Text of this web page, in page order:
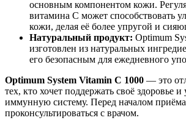
основным компонентом кожи.
витамина C может способствовать
кожи, делая её более упругой и
Натуральный продукт: Optimum
изготовлен из натуральных
его безопасным для ежедневного
Optimum System Vitamin C 1000 — это
тех, кто хочет поддержать своё здоровье и
иммунную систему. Перед началом приёма
проконсультироваться с врачом.